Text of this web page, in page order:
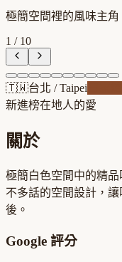
極簡空間裡的風味主角
1 / 10
🇹🇼台北 /Taipei
新進榜在地人的愛
關於
極簡白色空間中的精
不多話的空間設計，
後。
Google 評分